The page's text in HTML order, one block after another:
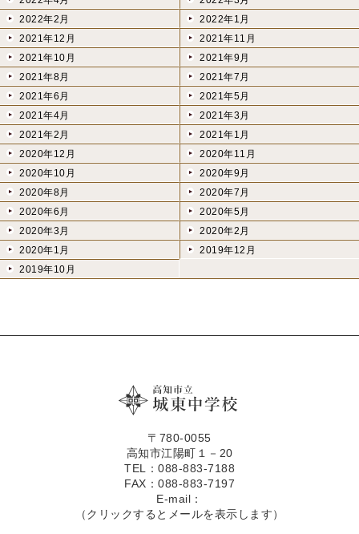
2022年2月
2022年1月
2021年12月
2021年11月
2021年10月
2021年9月
2021年8月
2021年7月
2021年6月
2021年5月
2021年4月
2021年3月
2021年2月
2021年1月
2020年12月
2020年11月
2020年10月
2020年9月
2020年8月
2020年7月
2020年6月
2020年5月
2020年3月
2020年2月
2020年1月
2019年12月
2019年10月
〒780-0055
高知市江陽町１－20
TEL：088-883-7188
FAX：088-883-7197
E-mail：
（クリックするとメールを表示します）